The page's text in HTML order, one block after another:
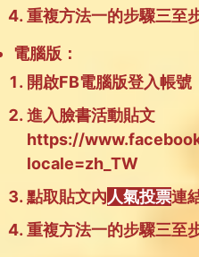
重複方法一的步驟三至
電腦版：
開啟FB電腦版登入帳號
進入臉書活動貼文
https://
locale=zh_TW
點取貼文內人氣投票連
重複方法一的步驟三至